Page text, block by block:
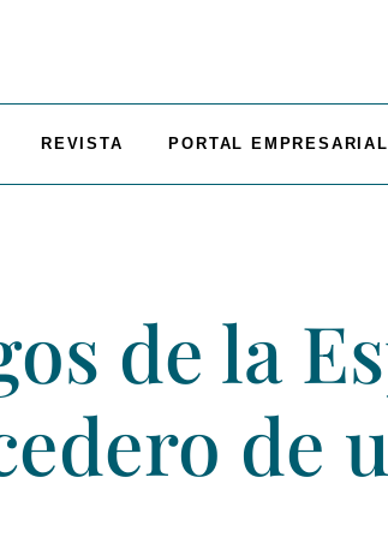
REVISTA PORTAL EMPRESARIAL
de la
de